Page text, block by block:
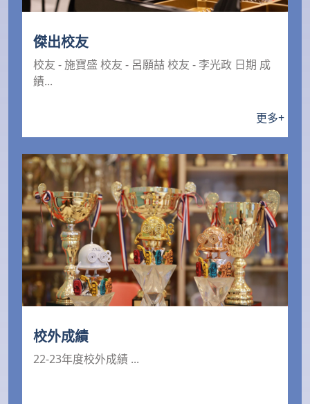
傑出校友
校友 - 施寶盛 校友 - 呂願喆 校友 - 李光政 日期 成
績...
更多+
校外成績
22-23年度校外成績 ...